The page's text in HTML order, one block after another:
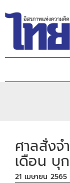
ศาลสั่ง
เดือน บุ
21 เมษายน 2565